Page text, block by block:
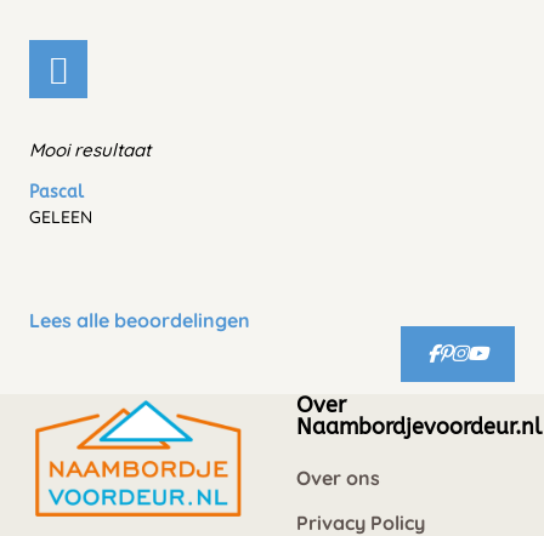
Mooi resultaat
Pascal
GELEEN
Lees alle beoordelingen
Over
Naambordjevoordeur.nl
Over ons
Privacy Policy